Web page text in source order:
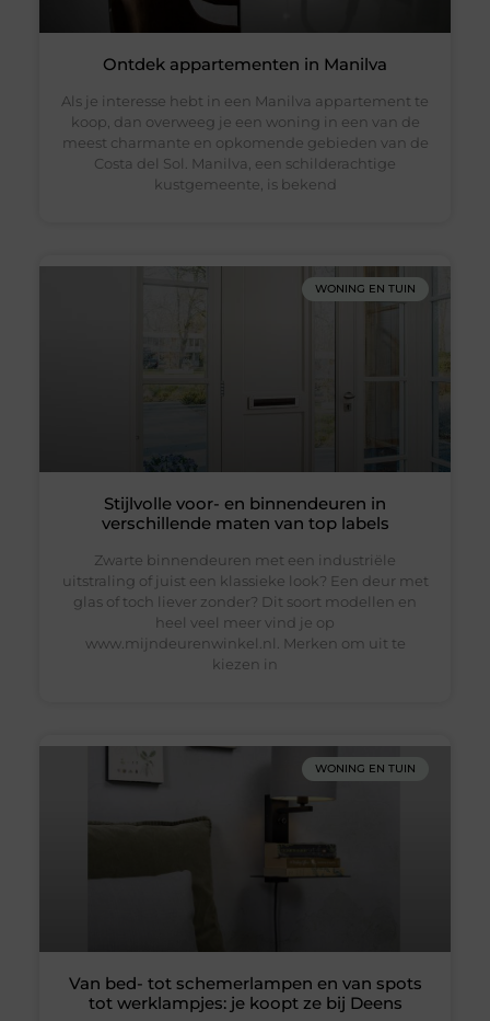
Ontdek appartementen in Manilva
Als je interesse hebt in een Manilva appartement te
koop, dan overweeg je een woning in een van de
meest charmante en opkomende gebieden van de
Costa del Sol. Manilva, een schilderachtige
kustgemeente, is bekend
WONING EN TUIN
Stijlvolle voor- en binnendeuren in
verschillende maten van top labels
Zwarte binnendeuren met een industriële
uitstraling of juist een klassieke look? Een deur met
glas of toch liever zonder? Dit soort modellen en
heel veel meer vind je op
www.mijndeurenwinkel.nl. Merken om uit te
kiezen in
WONING EN TUIN
Van bed- tot schemerlampen en van spots
tot werklampjes: je koopt ze bij Deens